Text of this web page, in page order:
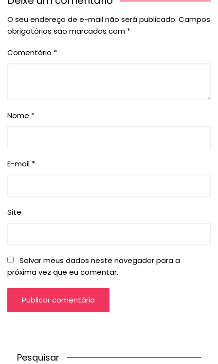
O seu endereço de e-mail não será publicado. Campos
obrigatórios são marcados com *
Comentário *
Nome *
E-mail *
Site
Salvar meus dados neste navegador para a
próxima vez que eu comentar.
Pesquisar